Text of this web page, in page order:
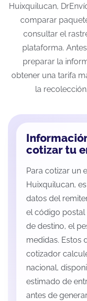
Huixquilucan,
comparar
consultar el
plataforma.
preparar la
obtener una tarifa
la
cotizar tu
Para cotizar un
Huixquilucan,
datos del
el código
de destino, el
medidas. Estos
cotizador
nacional,
estimado de
antes de